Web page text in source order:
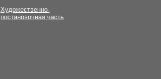
Художественно-
постановочная часть